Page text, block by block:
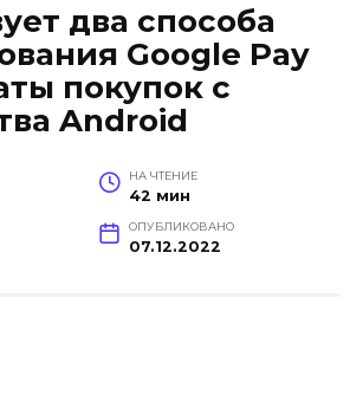
два способа
Google Pay
покупок с
Android
НА ЧТЕНИЕ
42 мин
ОПУБЛИКОВАНО
07.12.2022